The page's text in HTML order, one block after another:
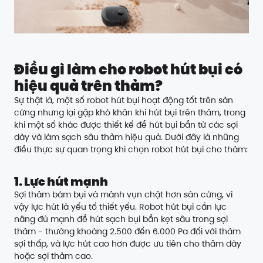
Điều gì làm cho robot hút bụi có
hiệu quả trên thảm?
Sự thật là, một số robot hút bụi hoạt động tốt trên sàn
cứng nhưng lại gặp khó khăn khi hút bụi trên thảm, trong
khi một số khác được thiết kế để hút bụi bẩn từ các sợi
dày và làm sạch sâu thảm hiệu quả. Dưới đây là những
điều thực sự quan trọng khi chọn robot hút bụi cho thảm:
1. Lực hút mạnh
Sợi thảm bám bụi và mảnh vụn chặt hơn sàn cứng, vì
vậy lực hút là yếu tố thiết yếu. Robot hút bụi cần lực
nâng đủ mạnh để hút sạch bụi bẩn kẹt sâu trong sợi
thảm - thường khoảng 2.500 đến 6.000 Pa đối với thảm
sợi thấp, và lực hút cao hơn được ưu tiên cho thảm dày
hoặc sợi thảm cao.